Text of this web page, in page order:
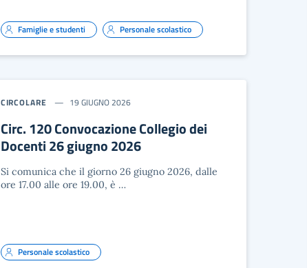
Famiglie e studenti Personale scolastico
CIRCOLARE 19 GIUGNO 2026
Circ. 120 Convocazione Collegio dei
Docenti 26 giugno 2026
Si comunica che il giorno 26 giugno 2026, dalle
ore 17.00 alle ore 19.00, è …
Personale scolastico